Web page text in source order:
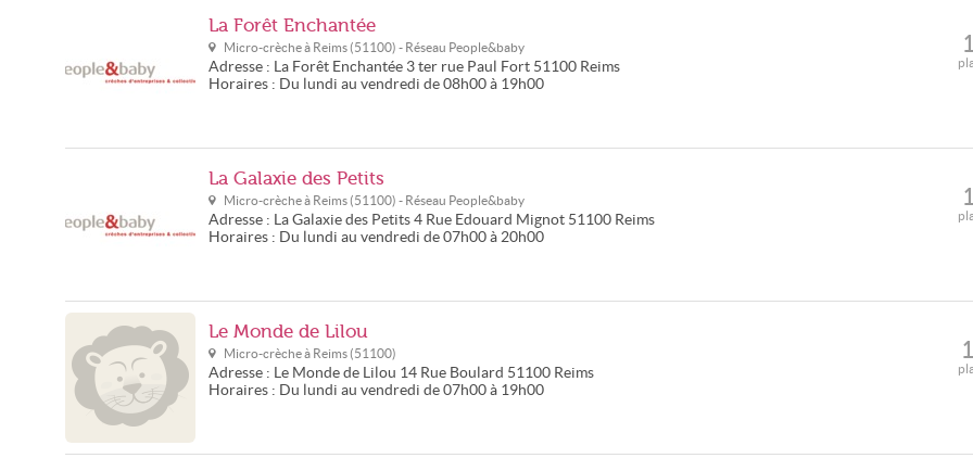
La Forêt Enchantée
Micro-crèche à Reims (51100) - Réseau People&baby
Adresse : La Forêt Enchantée 3 ter rue Paul Fort 51100 Reims
Horaires : Du lundi au vendredi de 08h00 à 19h00
La Galaxie des Petits
Micro-crèche à Reims (51100) - Réseau People&baby
Adresse : La Galaxie des Petits 4 Rue Edouard Mignot 51100 Reims
Horaires : Du lundi au vendredi de 07h00 à 20h00
Le Monde de Lilou
Micro-crèche à Reims (51100)
Adresse : Le Monde de Lilou 14 Rue Boulard 51100 Reims
Horaires : Du lundi au vendredi de 07h00 à 19h00